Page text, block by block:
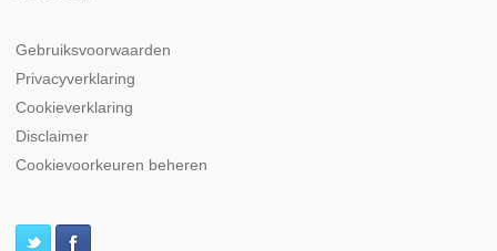
Gebruiksvoorwaarden
Privacyverklaring
Cookieverklaring
Disclaimer
Cookievoorkeuren beheren